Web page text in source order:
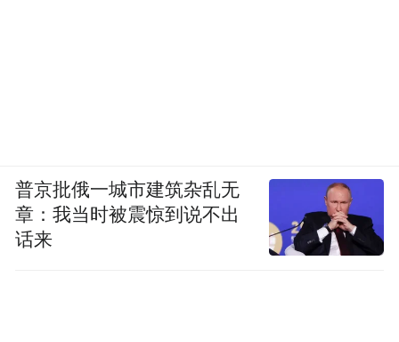
普京批俄一城市建筑杂乱无
章：我当时被震惊到说不出
话来